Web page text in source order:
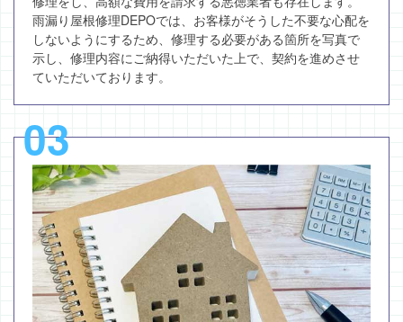
雨漏り屋根修理DEPOでは、お客様がそうした不要な心配を
しないようにするため、修理する必要がある箇所を写真で
示し、修理内容にご納得いただいた上で、契約を進めさせ
ていただいております。
03